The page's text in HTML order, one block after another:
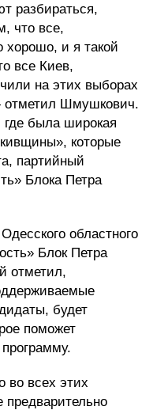
разбираться,
что все,
хорошо, и я такой
все Киев,
на этих выборах
отметил Шмушкович.
была широкая
которые
партийный
Блока Петра
областного
Блок Петра
отметил,
будет
поможет
во всех этих
предварительно